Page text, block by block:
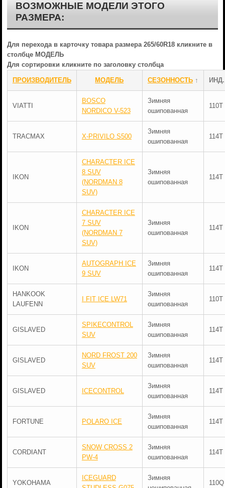
ВОЗМОЖНЫЕ МОДЕЛИ ЭТОГО
РАЗМЕРА:
Для перехода в карточку товара размера 265/60R18 кликните в
столбце МОДЕЛЬ
Для сортировки кликните по заголовку столбца
ПРОИЗВОДИТЕЛЬ МОДЕЛЬ СЕЗОННОСТЬ↑
VIATTI
BOSCO
NORDICO V-523
Зимняя
ошипованная
110T
TRACMAX X-PRIVILO S500
Зимняя
ошипованная
114T
IKON
CHARACTER ICE
8 SUV
(NORDMAN 8
SUV)
Зимняя
ошипованная
114T
IKON
CHARACTER ICE
7 SUV
(NORDMAN 7
SUV)
Зимняя
ошипованная
114T
IKON
AUTOGRAPH ICE
9 SUV
Зимняя
ошипованная
114T
HANKOOK
LAUFENN
I FIT ICE LW71
Зимняя
ошипованная
110T
GISLAVED
SPIKECONTROL
SUV
Зимняя
ошипованная
114T
GISLAVED
NORD FROST 200
SUV
Зимняя
ошипованная
114T
GISLAVED ICECONTROL
Зимняя
ошипованная
114T
FORTUNE POLARO ICE
Зимняя
ошипованная
114T
CORDIANT
SNOW CROSS 2
PW-4
Зимняя
ошипованная
114T
YOKOHAMA
ICEGUARD
Зимняя
110Q